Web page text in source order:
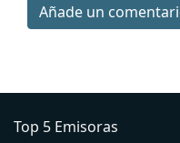
Añade un
Top 5 Emisoras